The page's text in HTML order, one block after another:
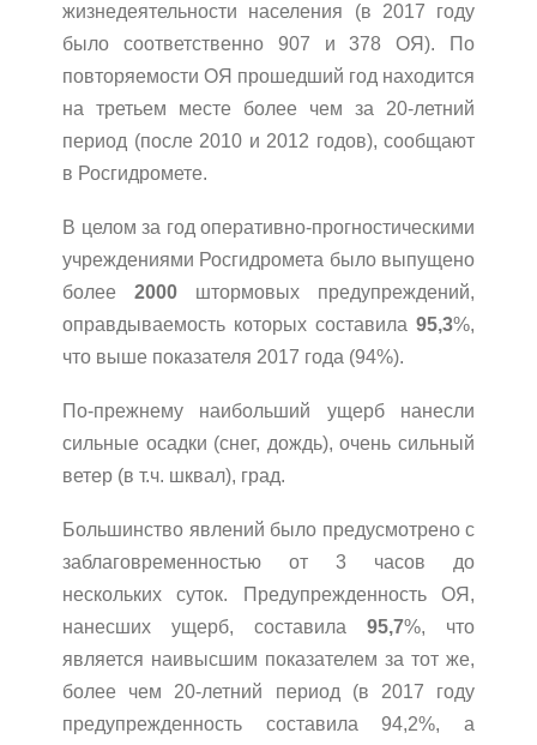
жизнедеятельности населения (в 2017 году
было соответственно 907 и 378 ОЯ). По
повторяемости ОЯ прошедший год находится
на третьем месте более чем за 20-летний
период (после 2010 и 2012 годов), сообщают
в Росгидромете.
В целом за год оперативно-прогностическими
учреждениями Росгидромета было выпущено
более 2000 штормовых предупреждений,
оправдываемость которых составила 95,3%,
что выше показателя 2017 года (94%).
По-прежнему наибольший ущерб нанесли
сильные осадки (снег, дождь), очень сильный
ветер (в т.ч. шквал), град.
Большинство явлений было предусмотрено с
заблаговременностью от 3 часов до
нескольких суток. Предупрежденность ОЯ,
нанесших ущерб, составила 95,7%, что
является наивысшим показателем за тот же,
более чем 20-летний период (в 2017 году
предупрежденность составила 94,2%, а